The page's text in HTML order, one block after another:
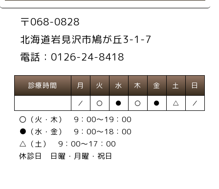
〒068-0828
北海道岩見沢市鳩が丘3-1-7
電話：0126-24-8418
診療時間 月 火 水 木 金 土 日
／ 〇 ● 〇 ● △ ／
〇（火・木） 9：00～19：00
●（水・金） 9：00～18：00
△（土） 9：00～17：00
休診日 日曜・月曜・祝日